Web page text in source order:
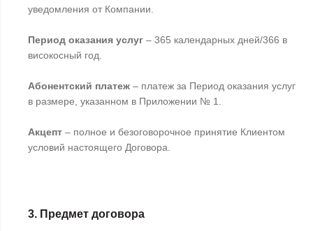
уведомления от Компании.
Период оказания услуг – 365 календарных дней/366 в
високосный год.
Абонентский платеж – платеж за Период оказания услуг
в размере, указанном в Приложении № 1.
Акцепт – полное и безоговорочное принятие Клиентом
условий настоящего Договора.
3. Предмет договора